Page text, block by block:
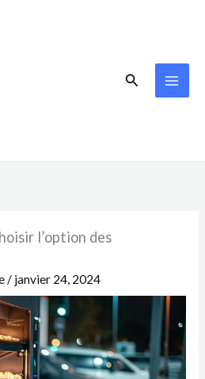
Rechercher
l’option des
/ janvier 24, 2024